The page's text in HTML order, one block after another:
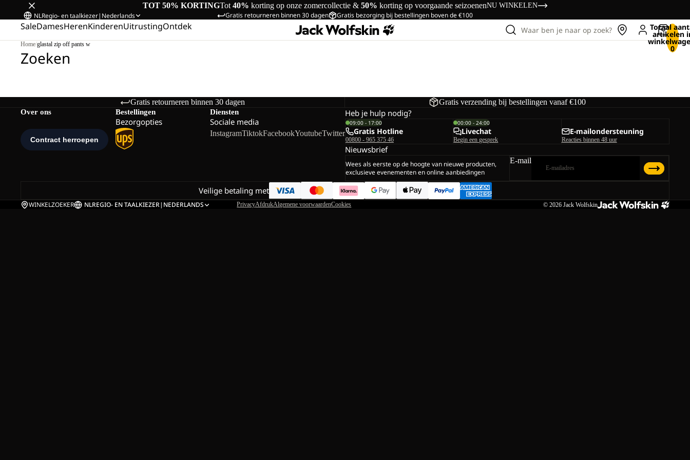
TOT 50% KORTINGTot 40% korting op onze zomercollectie & 50% korting op voorgaande seizoenenNU WINKELEN
Gratis retourneren binnen 30 dagen Gratis bezorging bij bestellingen boven de €100
NLRegio- en taalkiezer| Nederlands
SaleDamesHerenKinderenUitrustingOntdek Waar ben je naar op zoek? Totaal
artikelen
0
Home/glastal zip off pants w
Zoeken
Gratis retourneren binnen 30 dagen Gratis verzending bij bestellingen vanaf €100
Over ons Bestellingen
Bezorgopties
Diensten
Sociale media
InstagramTiktokFacebookYoutubeTwitter
Heb je hulp nodig?
09:00 - 17:00
Gratis Hotline
00800 - 965 375 46
00:00 - 24:00
Livechat
Begin een gesprek
E-mailondersteuning
Reacties binnen 48 uur
Nieuwsbrief
Wees als eerste op de hoogte van nieuwe producten,
exclusieve evenementen en online aanbiedingen
E-mail
Veilige betaling met
WINKELZOEKER NLREGIO- EN TAALKIEZER| NEDERLANDS PrivacyAfdrukAlgemene voorwaardenCookies © 2026 Jack Wolfskin